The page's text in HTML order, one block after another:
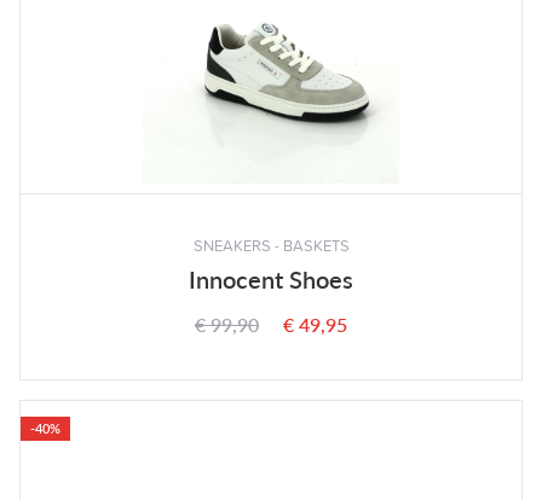
SNEAKERS - BASKETS
Innocent Shoes
€ 99,90 € 49,95
-40%